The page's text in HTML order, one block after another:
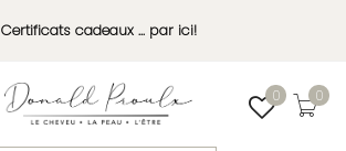
Certificats cadeaux ... par ici!
0 0